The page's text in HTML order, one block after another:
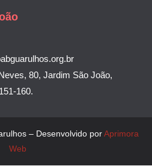
80, Jardim São João,
160.
– Desenvolvido porAprimora
Web